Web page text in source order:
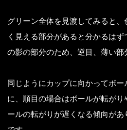
グリーン全体を見渡してみると
く見える部分があると分かるは
の影の部分のため、逆目、薄い部
同じようにカップに向かってボ
に、順目の場合はボールが転が
ールの転がりが遅くなる傾向が